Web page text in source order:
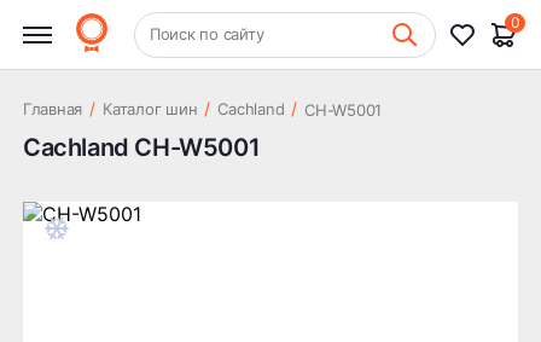
+7 (831) 261-35-35 Шиномонтаж
Поиск по сайту
0
Главная / Каталог шин / Cachland / CH-W5001
Cachland CH-W5001